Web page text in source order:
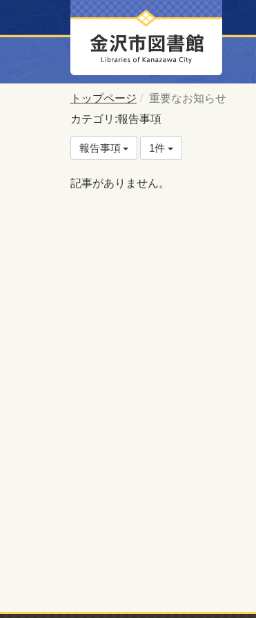
トップページ
重要なお知らせ
カテゴリ:報告事項
報告事項 1件
記事がありません。